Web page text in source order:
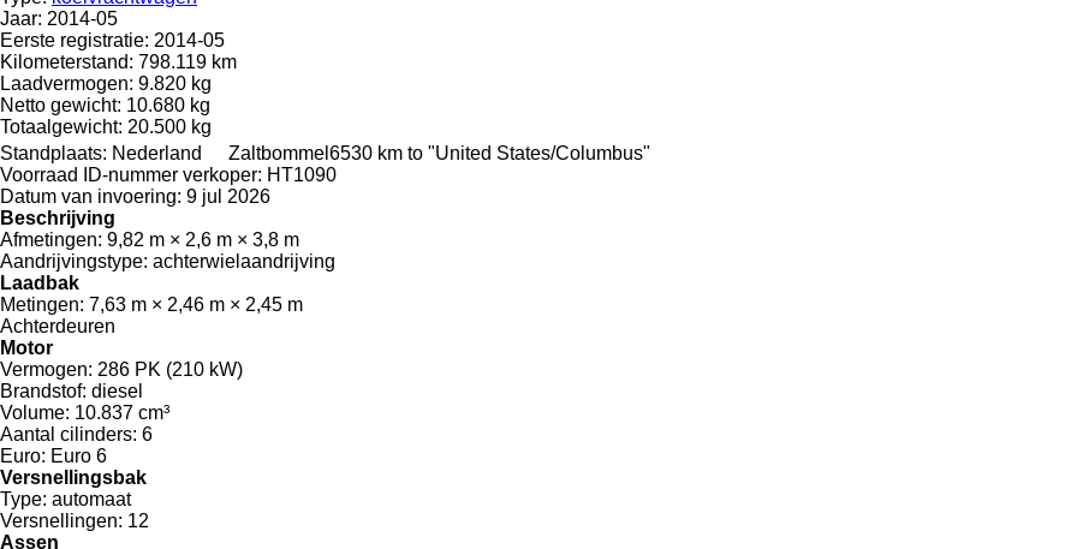
Jaar: 2014-05
Eerste registratie: 2014-05
Kilometerstand: 798.119 km
Laadvermogen: 9.820 kg
Netto gewicht: 10.680 kg
Totaalgewicht: 20.500 kg
Standplaats: Nederland Zaltbommel 6530 km to "United States/Columbus"
Voorraad ID-nummer verkoper: HT1090
Datum van invoering: 9 jul 2026
Beschrijving
Afmetingen: 9,82 m × 2,6 m × 3,8 m
Aandrijvingstype: achterwielaandrijving
Laadbak
Metingen: 7,63 m × 2,46 m × 2,45 m
Achterdeuren
Motor
Vermogen: 286 PK (210 kW)
Brandstof: diesel
Volume: 10.837 cm³
Aantal cilinders: 6
Euro: Euro 6
Versnellingsbak
Type: automaat
Versnellingen: 12
Assen